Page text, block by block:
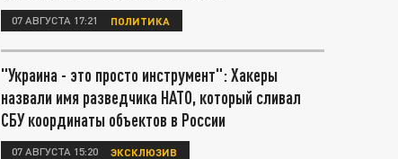
07 АВГУСТА 17:21 ПОЛИТИКА
"Украина - это просто инструмент": Хакеры
назвали имя разведчика НАТО, который сливал
СБУ координаты объектов в России
07 АВГУСТА 15:20 ЭКСКЛЮЗИВ